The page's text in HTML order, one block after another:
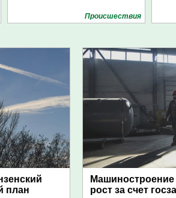
Проиcшествия
план
рост за счет